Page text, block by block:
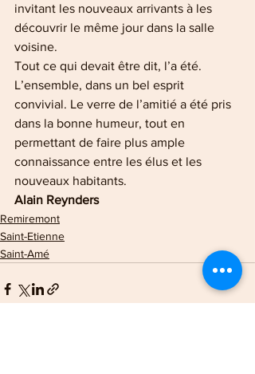
invitant les nouveaux arrivants à les
découvrir le même jour dans la salle
voisine.
Tout ce qui devait être dit, l’a été.
L’ensemble, dans un bel esprit
convivial. Le verre de l’amitié a été pris
dans la bonne humeur, tout en
permettant de faire plus ample
connaissance entre les élus et les
nouveaux habitants.
Alain Reynders
Remiremont
Saint-Etienne
Saint-Amé